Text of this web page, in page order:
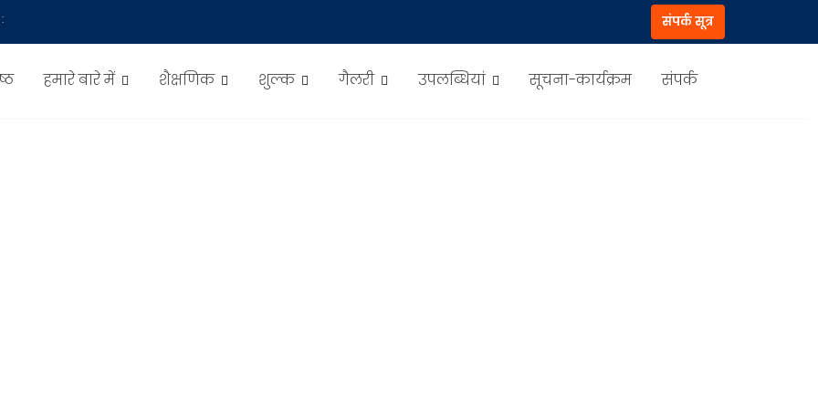
संपर्क सूत्र
हमारे बारे में शैक्षणिक शुल्क गैलरी उपलब्धियां सूचना-कार्यक्रम संपर्क